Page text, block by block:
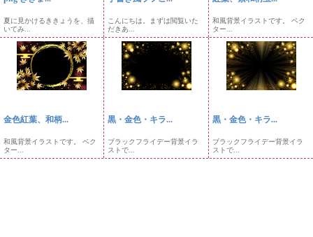
夏に見かけるききょうを、描
いてみ...
こんにちは。まずは閲覧いた
だきあ...
和風背景イラストです。 ベク
ター...
金色紅葉、和柄...
和風背景イラストです。 ベク
ター...
黒・金色・キラ...
ブラックフライデー背景イラ
ストで...
黒・金色・キラ...
ブラックフライデー背景イラ
ストで...